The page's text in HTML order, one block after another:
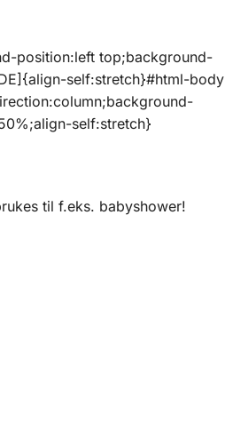
position:left top;background-
self:stretch}#html-body
self:stretch}
til f.eks. babyshower!